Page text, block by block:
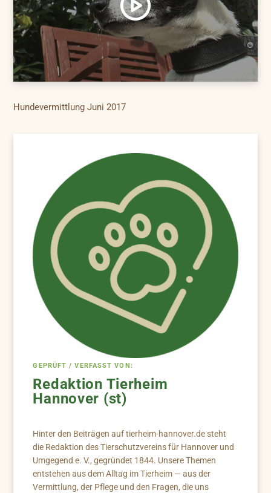
Hundevermittlung Juni 2017
GEPRÜFT / VERFASST VON:
Redaktion Tierheim
Hannover (st)
Hinter den Beiträgen auf tierheim-hannover.de steht
die Redaktion des Tierschutzvereins für Hannover und
Umgegend e. V., gegründet 1844. Unsere Themen
entstehen aus dem Alltag im Tierheim — aus der
Vermittlung, der Pflege und den Fragen, die uns